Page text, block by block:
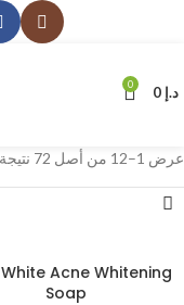
0 د.إ
عرض 1–12 من أصل 72 نتيجة
Acne Whitening
Soap